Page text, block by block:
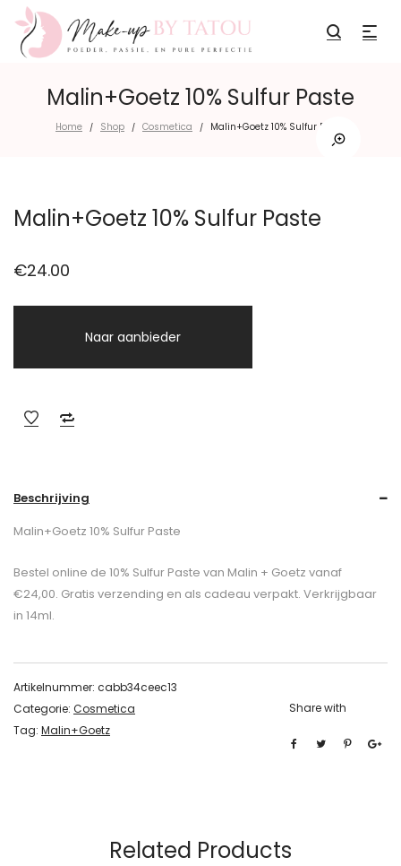
Malin+Goetz 10% Sulfur Paste
Home / Shop / Cosmetica / Malin+Goetz 10% Sulfur Paste
Malin+Goetz 10% Sulfur Paste
€24.00
Naar aanbieder
Beschrijving
Malin+Goetz 10% Sulfur Paste
Bestel online de 10% Sulfur Paste van Malin + Goetz vanaf
€24,00. Gratis verzending en als cadeau verpakt. Verkrijgbaar
in 14ml.
Artikelnummer: cabb34ceec13
Categorie: Cosmetica
Tag: Malin+Goetz
Share with
Related Products